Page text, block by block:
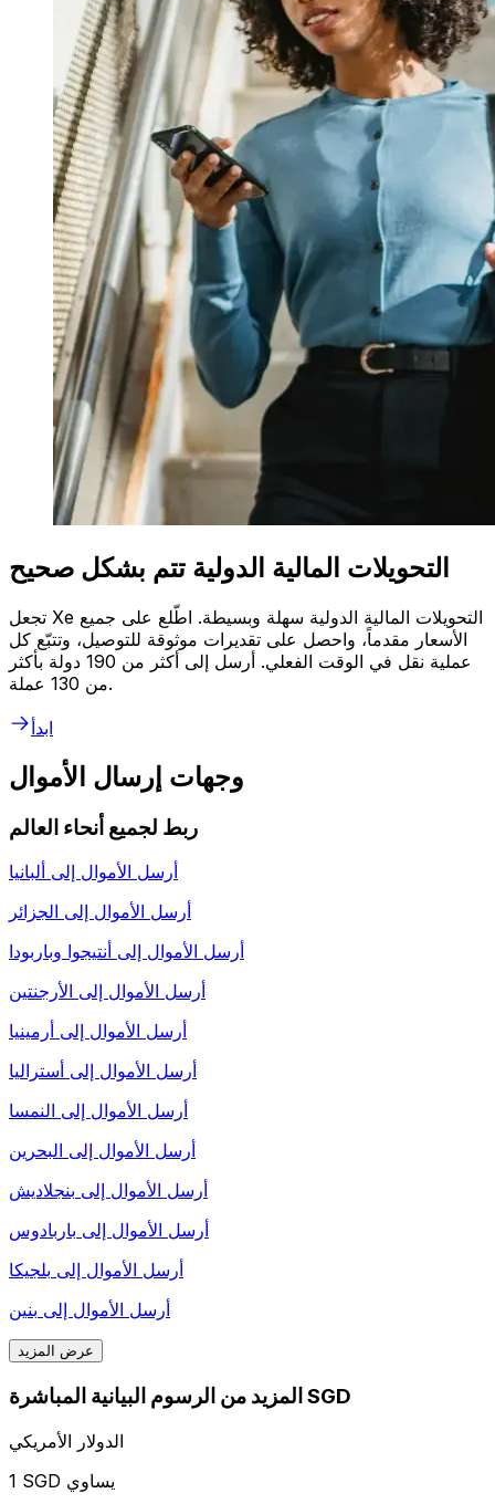
التحويلات المالية الدولية تتم بشكل صحيح
تجعل Xe التحويلات المالية الدولية سهلة وبسيطة. اطّلع على جميع
الأسعار مقدماً، واحصل على تقديرات موثوقة للتوصيل، وتتبّع كل
عملية نقل في الوقت الفعلي. أرسل إلى أكثر من 190 دولة بأكثر
من 130 عملة.
ابدأ
وجهات إرسال الأموال
ربط لجميع أنحاء العالم
أرسل الأموال إلى ألبانيا
أرسل الأموال إلى الجزائر
أرسل الأموال إلى أنتيجوا وباربودا
أرسل الأموال إلى الأرجنتين
أرسل الأموال إلى أرمينيا
أرسل الأموال إلى أستراليا
أرسل الأموال إلى النمسا
أرسل الأموال إلى البحرين
أرسل الأموال إلى بنجلاديش
أرسل الأموال إلى باربادوس
أرسل الأموال إلى بلجيكا
أرسل الأموال إلى بنين
عرض المزيد
المزيد من الرسوم البيانية المباشرة SGD
الدولار الأمريكي
1 SGD يساوي